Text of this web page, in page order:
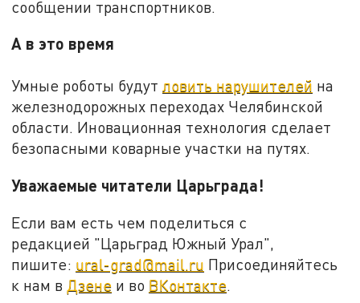
сообщении транспортников.
А в это время
Умные роботы будутловить нарушителей на
железнодорожных переходах Челябинской
области. Иновационная технология сделает
безопасными коварные участки на путях.
Уважаемые читатели Царьграда!
Если вам есть чем поделиться с
редакцией "Царьград Южный Урал",
пишите: ural-grad@mail.ru Присоединяйтесь
к нам в Дзене и во ВКонтакте